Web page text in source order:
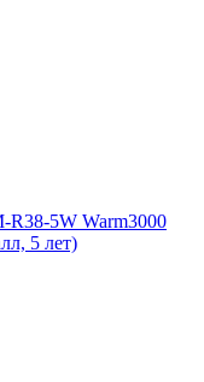
5W Warm3000
5 лет)